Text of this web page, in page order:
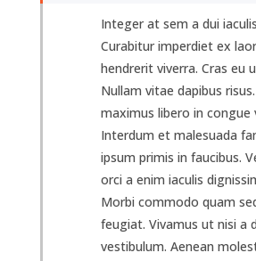
Integer at sem a dui
Curabitur imperdiet ex
hendrerit viverra. Cras eu
Nullam vitae dapibus
maximus libero in congue
Interdum et malesuada
ipsum primis in faucibus.
orci a enim iaculis
Morbi commodo quam
feugiat. Vivamus ut nisi a
vestibulum. Aenean